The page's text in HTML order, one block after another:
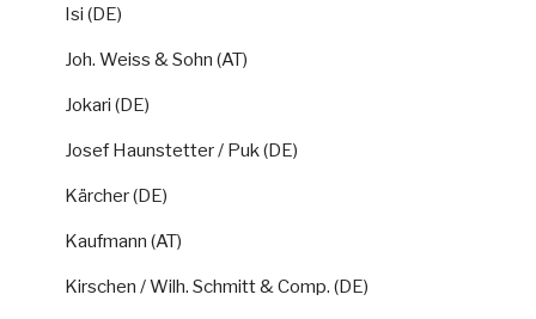
Isi (DE)
Joh. Weiss & Sohn (AT)
Jokari (DE)
Josef Haunstetter / Puk (DE)
Kärcher (DE)
Kaufmann (AT)
Kirschen / Wilh. Schmitt & Comp. (DE)